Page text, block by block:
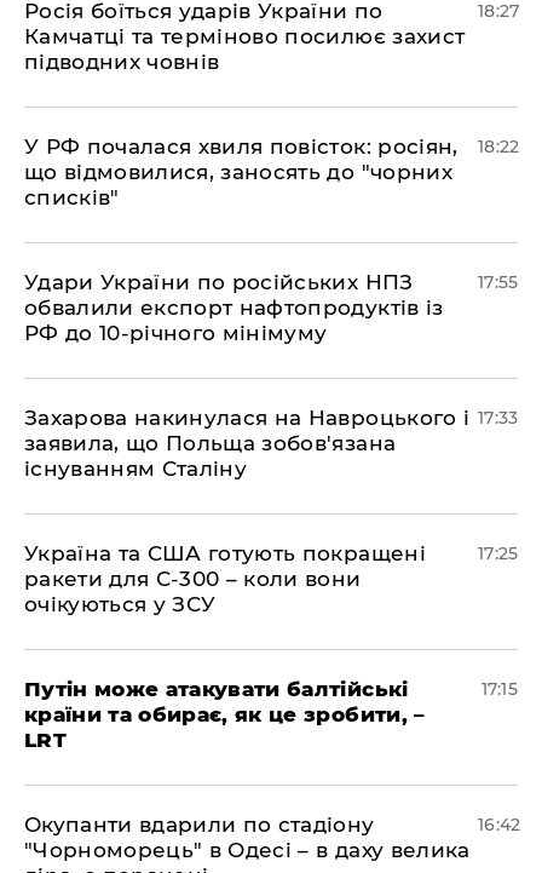
​Росія боїться ударів України по
Камчатці та терміново посилює захист
підводних човнів
18:27
​У РФ почалася хвиля повісток: росіян,
що відмовилися, заносять до "чорних
списків"
18:22
​Удари України по російських НПЗ
обвалили експорт нафтопродуктів із
РФ до 10-річного мінімуму
17:55
​Захарова накинулася на Навроцького і
заявила, що Польща зобов'язана
існуванням Сталіну
17:33
​Україна та США готують покращені
ракети для С-300 – коли вони
очікуються у ЗСУ
17:25
​Путін може атакувати балтійські
країни та обирає, як це зробити, –
LRT
17:15
​Окупанти вдарили по стадіону
"Чорноморець" в Одесі – в даху велика
16:42